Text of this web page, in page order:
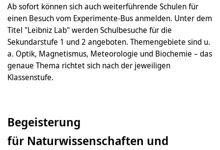
Ab sofort können sich auch weiterführende Schulen für
einen Besuch vom Experimente-Bus anmelden. Unter dem
Titel "Leibniz Lab" werden Schulbesuche für die
Sekundarstufe 1 und 2 angeboten. Themengebiete sind u.
a. Optik, Magnetismus, Meteorologie und Biochemie – das
genaue Thema richtet sich nach der jeweiligen
Klassenstufe.
Begeisterung
für Naturwissenschaften und